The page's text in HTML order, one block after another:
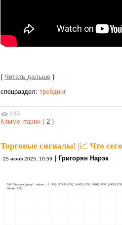
( Читать дальше )
спецраздел: трейдинг
446
Комментарии ( 2 )
Торговые сигналы! |📈 Что
25 июня 2025, 10:59 | Григорян Нарэк